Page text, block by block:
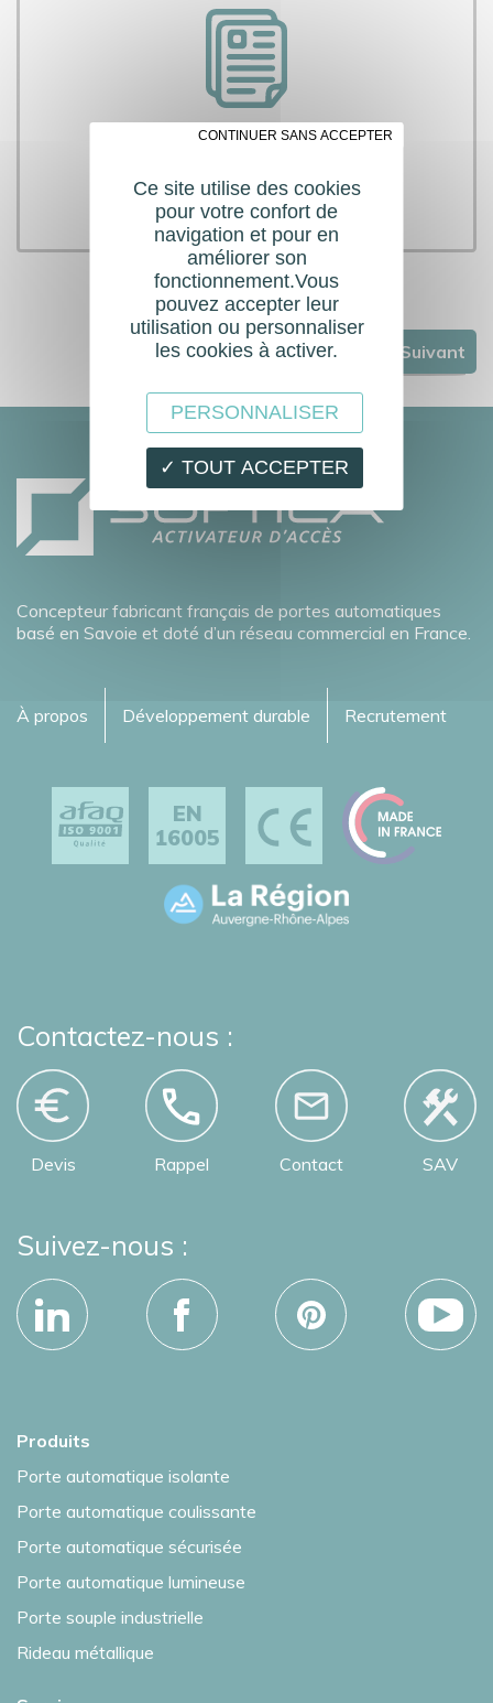
Photos, plans, descriptifs...
Télécharger
Suivant
Concepteur fabricant français de portes automatiques
basé en Savoie et doté d’un réseau commercial en France.
À propos Développement durable Recrutement
EN
16005
Contactez-nous :
Devis Rappel Contact SAV
Suivez-nous :
Produits
Porte automatique isolante
Porte automatique coulissante
Porte automatique sécurisée
Porte automatique lumineuse
Porte souple industrielle
Rideau métallique
Ce site utilise des cookies
pour votre confort de
navigation et pour en
améliorer son
fonctionnement.Vous
pouvez accepter leur
utilisation ou personnaliser
les cookies à activer.
✓ TOUT ACCEPTER
✗ CONTINUER SANS ACCEPTER
PERSONNALISER